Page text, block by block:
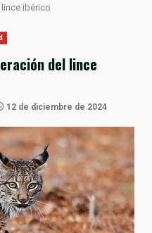
ibérico
del lince
12 de diciembre de 2024